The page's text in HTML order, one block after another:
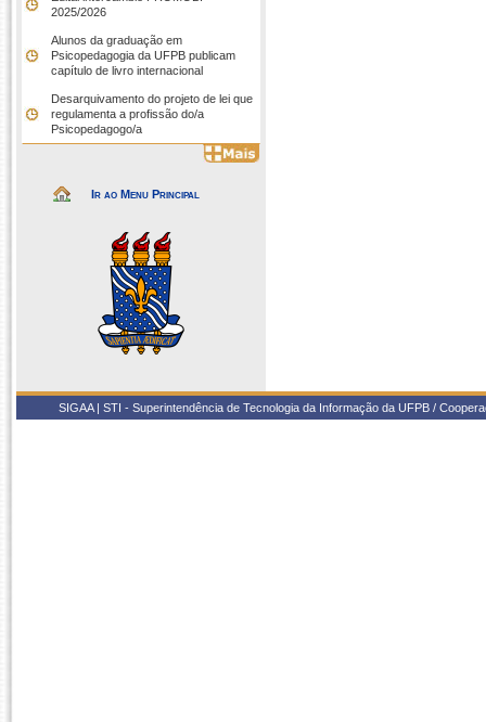
2025/2026
Alunos da graduação em
Psicopedagogia da UFPB publicam
capítulo de livro internacional
Desarquivamento do projeto de lei que
regulamenta a profissão do/a
Psicopedagogo/a
Ir ao Menu Principal
SIGAA | STI - Superintendência de Tecnologia da Informação da UFPB /